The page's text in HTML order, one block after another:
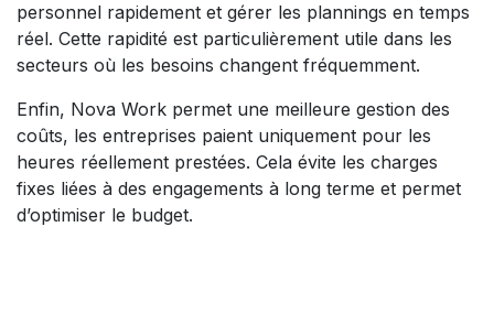
personnel rapidement et gérer les plannings en temps
réel. Cette rapidité est particulièrement utile dans les
secteurs où les besoins changent fréquemment.
Enfin, Nova Work permet une meilleure gestion des
coûts, les entreprises paient uniquement pour les
heures réellement prestées. Cela évite les charges
fixes liées à des engagements à long terme et permet
d’optimiser le budget.